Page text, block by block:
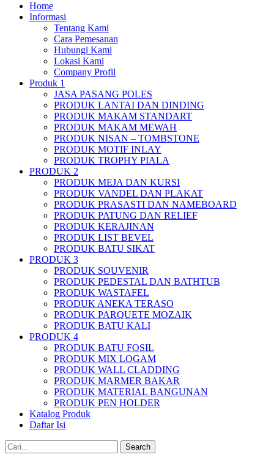
Home
Informasi
Tentang Kami
Cara Pemesanan
Hubungi Kami
Lokasi Kami
Company Profil
Produk 1
JASA PASANG POLES
PRODUK LANTAI DAN DINDING
PRODUK MAKAM STANDART
PRODUK MAKAM MEWAH
PRODUK NISAN – TOMBSTONE
PRODUK MOTIF INLAY
PRODUK TROPHY PIALA
PRODUK 2
PRODUK MEJA DAN KURSI
PRODUK VANDEL DAN PLAKAT
PRODUK PRASASTI DAN NAMEBOARD
PRODUK PATUNG DAN RELIEF
PRODUK KERAJINAN
PRODUK LIST BEVEL
PRODUK BATU SIKAT
PRODUK 3
PRODUK SOUVENIR
PRODUK PEDESTAL DAN BATHTUB
PRODUK WASTAFEL
PRODUK ANEKA TERASO
PRODUK PARQUETE MOZAIK
PRODUK BATU KALI
PRODUK 4
PRODUK BATU FOSIL
PRODUK MIX LOGAM
PRODUK WALL CLADDING
PRODUK MARMER BAKAR
PRODUK MATERIAL BANGUNAN
PRODUK PEN HOLDER
Katalog Produk
Daftar Isi
Search